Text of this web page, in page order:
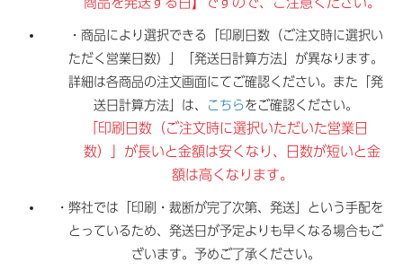
・商品により選択できる「印刷日数（ご注文時に選択い
ただく営業日数）」「発送日計算方法」が異なります。
詳細は各商品の注文画面にてご確認ください。また「発
送日計算方法」は、
こちらをご確認ください。
「印刷日数（ご注文時に選択いただいた営業日
数）」が長いと金額は安くなり、日数が短いと金
額は高くなります。
・弊社では「印刷・裁断が完了次第、発送」という手配を
とっているため、発送日が予定よりも早くなる場合もご
ざいます。予めご了承ください。